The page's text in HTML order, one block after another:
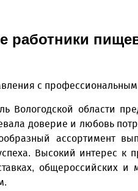
работники
с
Вологодской области
доверие и любовь
ассортимент
Высокий интерес к
общероссийских